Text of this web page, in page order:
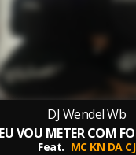
DJ Wendel Wb
Feat. MC KN DA CJ